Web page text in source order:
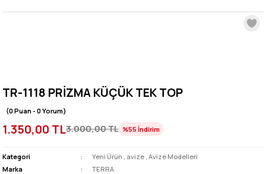
TR-1118 PRİZMA KÜÇÜK TEK TOP
(0 Puan - 0 Yorum)
1.350,00 TL3.000,00 TL %55 İndirim
Kategori Yeni Ürün avize Avize Modelleri
Marka
TERRA